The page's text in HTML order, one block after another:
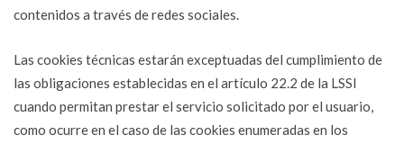
contenidos a través de redes sociales.
Las cookies técnicas estarán exceptuadas del cumplimiento de
las obligaciones establecidas en el artículo 22.2 de la LSSI
cuando permitan prestar el servicio solicitado por el usuario,
como ocurre en el caso de las cookies enumeradas en los